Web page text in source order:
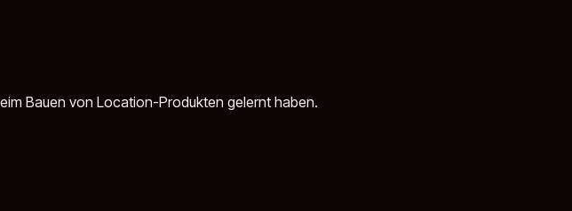
Bauen von Location-Produkten gelernt haben.